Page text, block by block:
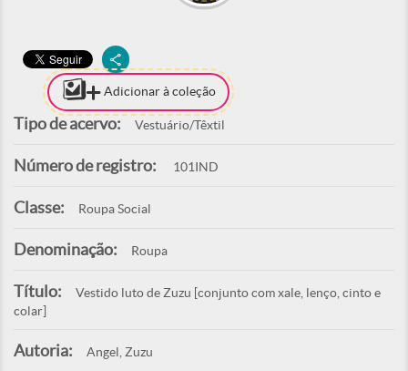
Adicionar à coleção
Tipo de acervo: Vestuário/Têxtil
Número de registro: 101IND
Classe: Roupa Social
Denominação: Roupa
Título:
Vestido luto de Zuzu [conjunto com xale, lenço, cinto e
colar]
Autoria: Angel, Zuzu